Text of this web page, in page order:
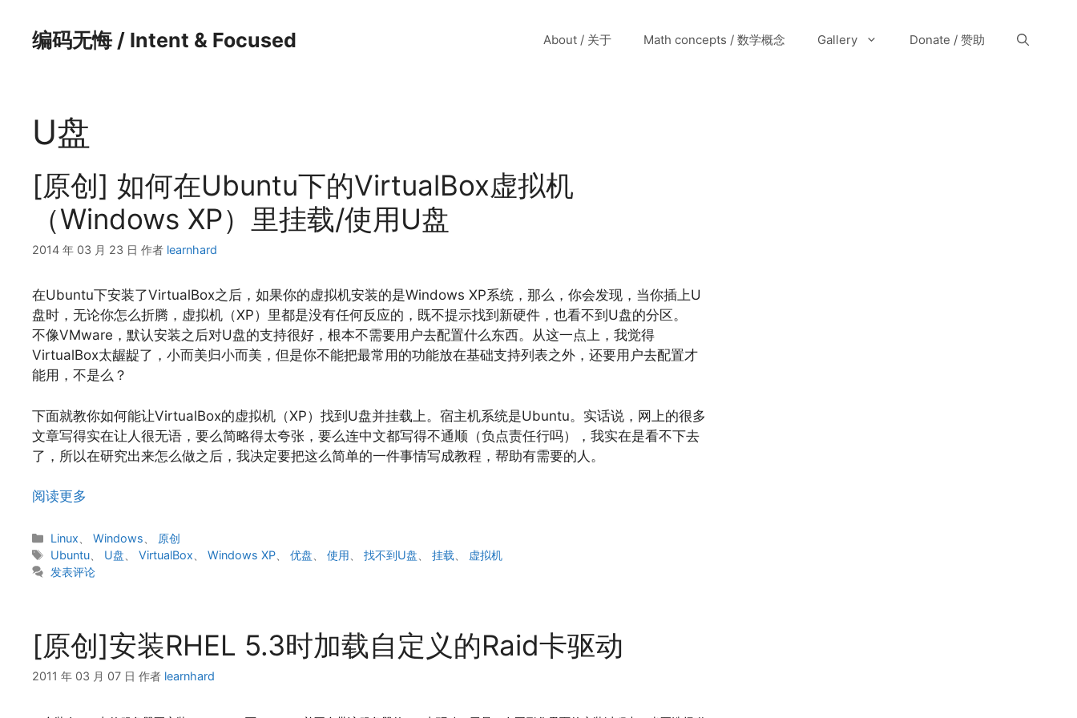
编码无悔 / Intent & Focused About / 关于 Math concepts / 数学概念 Gallery Donate / 赞助
U盘
[原创] 如何在Ubuntu下的VirtualBox虚拟机
（Windows XP）里挂载/使用U盘
2014 年 03 月 23 日 作者 learnhard
在Ubuntu下安装了VirtualBox之后，如果你的虚拟机安装的是Windows XP系统，那么，你会发现，当你插上U
盘时，无论你怎么折腾，虚拟机（XP）里都是没有任何反应的，既不提示找到新硬件，也看不到U盘的分区。
不像VMware，默认安装之后对U盘的支持很好，根本不需要用户去配置什么东西。从这一点上，我觉得
VirtualBox太龌龊了，小而美归小而美，但是你不能把最常用的功能放在基础支持列表之外，还要用户去配置才
能用，不是么？
下面就教你如何能让VirtualBox的虚拟机（XP）找到U盘并挂载上。宿主机系统是Ubuntu。实话说，网上的很多
文章写得实在让人很无语，要么简略得太夸张，要么连中文都写得不通顺（负点责任行吗），我实在是看不下去
了，所以在研究出来怎么做之后，我决定要把这么简单的一件事情写成教程，帮助有需要的人。
阅读更多
分
类
Linux 、Windows
原创
标
签
Ubuntu U盘 、VirtualBox 、Windows XP 、优盘 、使用 、找不到U盘 、挂载
虚拟机
发表评论
[原创]安装RHEL 5.3时加载自定义的Raid卡驱动
2011 年 03 月 07 日 作者 learnhard